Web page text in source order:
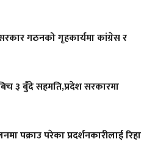
गठनको गृहकार्यमा कांग्रेस र
३ बुँदे सहमति,प्रदेश सरकारमा
पक्राउ परेका प्रदर्शनकारीलाई रिहा